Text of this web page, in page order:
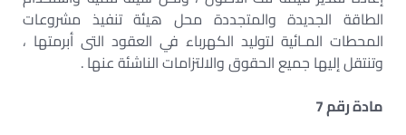
الطاقة الجديدة والمتجددة محل هيئة تنفيذ مشروعات
المحطات المـائية لتوليد الكهرباء في العقود التى أبرمتها ،
وتنتقل إليها جميع الحقوق والالتزامات الناشئة عنها .
مادة رقم 7